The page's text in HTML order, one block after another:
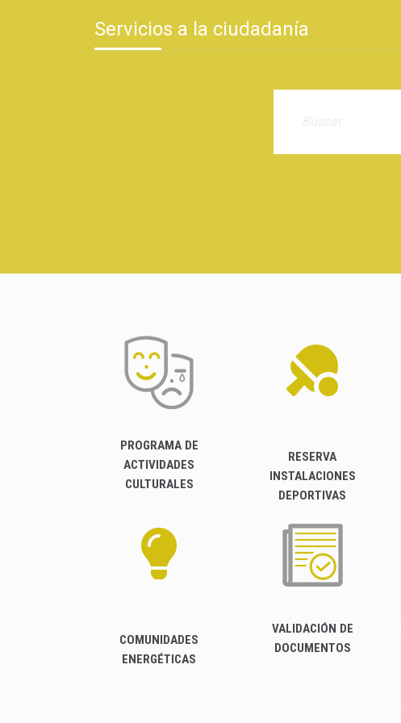
Servicios a la ciudadanía
PROGRAMA DE
ACTIVIDADES
CULTURALES
RESERVA
INSTALACIONES
DEPORTIVAS
COMUNIDADES
ENERGÉTICAS
VALIDACIÓN DE
DOCUMENTOS